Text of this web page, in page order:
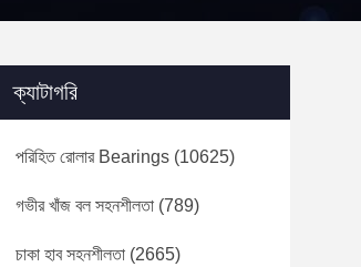
ক্যাটাগরি
পরিহিত রোলার Bearings (10625)
গভীর খাঁজ বল সহনশীলতা (789)
চাকা হাব সহনশীলতা (2665)